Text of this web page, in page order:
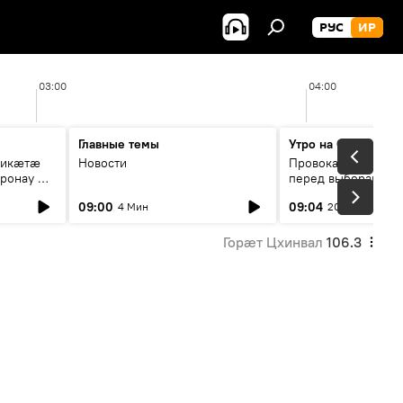
РУС ИР
03:00 04:00
æй
Главные темы
Новости
09:00 4 Мин
Утро на Спутнике
Провокации со
перед выборами в
09:04 20 Мин
Горӕт Цхинвал 106.3